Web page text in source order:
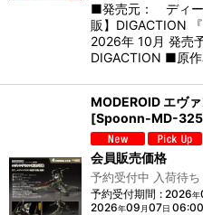
■発売元： ディ
販】DIGACTION
2026年 10月 発売
DIGACTION ■原
MODEROID エヴ
[Spoonn-MD-
会員販売価格
予約受付中 入荷待ち
予約受付期間 : 2026年
2026年09 月07日 06:00